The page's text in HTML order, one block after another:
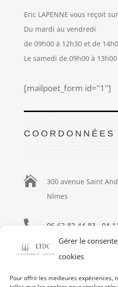
Gérer le
cookies
Pour offrir les meilleures expériences,
Eric LAPENNE vous reçoit
Du mardi au vendredi
de 09h00 à 12h30 et de
Le samedi de 09h00 à 13h00
[mailpoet_form id="1"]
COORDONNÉES

300 avenue Saint
Nîmes
 06-62-82-44-83 04-
 eric-